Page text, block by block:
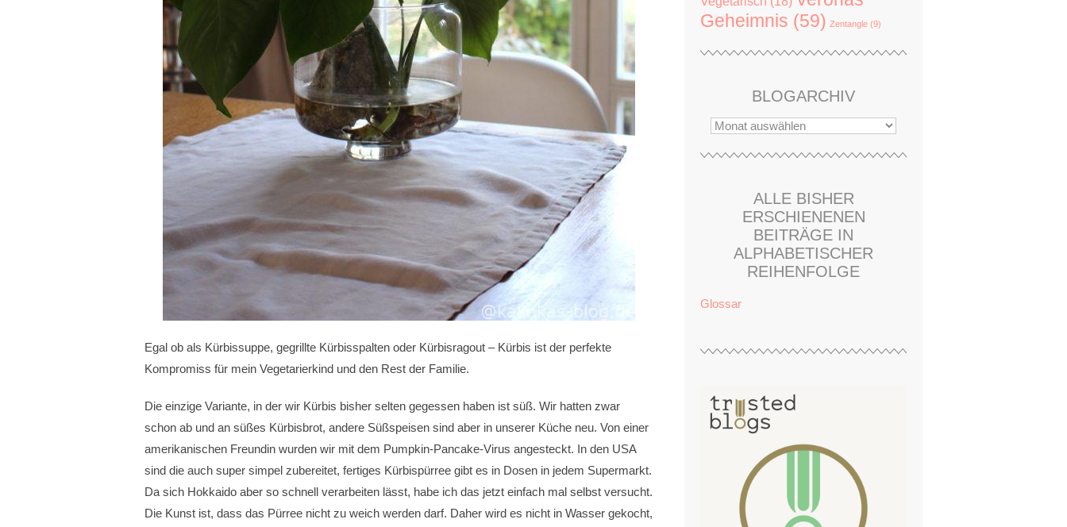
Egal ob als Kürbissuppe, gegrillte Kürbisspalten oder Kürbisragout – Kürbis ist der perfekte
Kompromiss für mein Vegetarierkind und den Rest der Familie.
Die einzige Variante, in der wir Kürbis bisher selten gegessen haben ist süß. Wir hatten zwar
schon ab und an süßes Kürbisbrot, andere Süßspeisen sind aber in unserer Küche neu. Von einer
amerikanischen Freundin wurden wir mit dem Pumpkin-Pancake-Virus angesteckt. In den USA
sind die auch super simpel zubereitet, fertiges Kürbispürree gibt es in Dosen in jedem Supermarkt.
Da sich Hokkaido aber so schnell verarbeiten lässt, habe ich das jetzt einfach mal selbst versucht.
Die Kunst ist, dass das Pürree nicht zu weich werden darf. Daher wird es nicht in Wasser gekocht,
Geheimnis (59) Zentangle (9)
BLOGARCHIV
ALLE BISHER
ERSCHIENENEN
BEITRÄGE IN
ALPHABETISCHER
REIHENFOLGE
Glossar